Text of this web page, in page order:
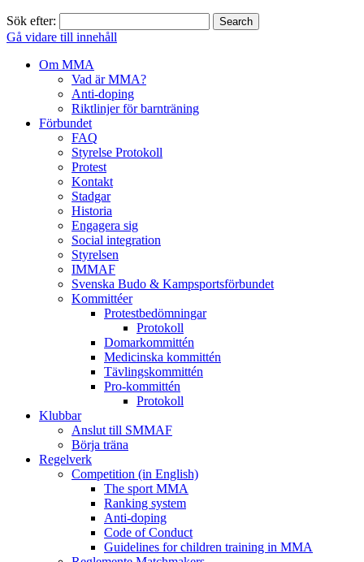
Sök efter:
Gå vidare till innehåll
Om MMA
Vad är MMA?
Anti-doping
Riktlinjer för barnträning
Förbundet
FAQ
Styrelse Protokoll
Protest
Kontakt
Stadgar
Historia
Engagera sig
Social integration
Styrelsen
IMMAF
Svenska Budo & Kampsportsförbundet
Kommittéer
Protestbedömningar
Protokoll
Domarkommittén
Medicinska kommittén
Tävlingskommittén
Pro-kommittén
Protokoll
Klubbar
Anslut till SMMAF
Börja träna
Regelverk
Competition (in English)
The sport MMA
Ranking system
Anti-doping
Code of Conduct
Guidelines for children training in MMA